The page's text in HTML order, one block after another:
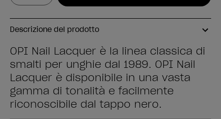
Descrizione del prodotto
OPI Nail Lacquer è la linea classica di
smalti per unghie dal 1989. OPI Nail
Lacquer è disponibile in una vasta
gamma di tonalità e facilmente
riconoscibile dal tappo nero.